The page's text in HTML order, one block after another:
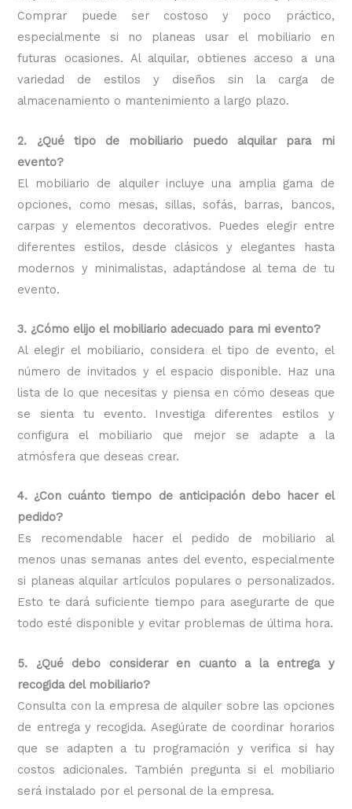
Comprar puede ser costoso y poco práctico,
especialmente si no planeas usar el mobiliario en
futuras ocasiones. Al alquilar, obtienes acceso a una
variedad de estilos y diseños sin la carga de
almacenamiento o mantenimiento a largo plazo.
2. ¿Qué tipo de mobiliario puedo alquilar para mi
evento?
El mobiliario de alquiler incluye una amplia gama de
opciones, como mesas, sillas, sofás, barras, bancos,
carpas y elementos decorativos. Puedes elegir entre
diferentes estilos, desde clásicos y elegantes hasta
modernos y minimalistas, adaptándose al tema de tu
evento.
3. ¿Cómo elijo el mobiliario adecuado para mi evento?
Al elegir el mobiliario, considera el tipo de evento, el
número de invitados y el espacio disponible. Haz una
lista de lo que necesitas y piensa en cómo deseas que
se sienta tu evento. Investiga diferentes estilos y
configura el mobiliario que mejor se adapte a la
atmósfera que deseas crear.
4. ¿Con cuánto tiempo de anticipación debo hacer el
pedido?
Es recomendable hacer el pedido de mobiliario al
menos unas semanas antes del evento, especialmente
si planeas alquilar artículos populares o personalizados.
Esto te dará suficiente tiempo para asegurarte de que
todo esté disponible y evitar problemas de última hora.
5. ¿Qué debo considerar en cuanto a la entrega y
recogida del mobiliario?
Consulta con la empresa de alquiler sobre las opciones
de entrega y recogida. Asegúrate de coordinar horarios
que se adapten a tu programación y verifica si hay
costos adicionales. También pregunta si el mobiliario
será instalado por el personal de la empresa.